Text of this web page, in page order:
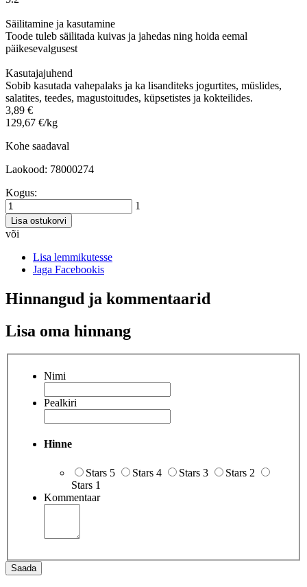
Säilitamine ja kasutamine
Toode tuleb säilitada kuivas ja jahedas ning hoida eemal
päikesevalgusest
Kasutajajuhend
Sobib kasutada vahepalaks ja ka lisanditeks jogurtites, müslides,
salatites, teedes, magustoitudes, küpsetistes ja kokteilides.
3,89 €
129,67 €/kg
Kohe saadaval
Laokood: 78000274
Kogus:
1
Lisa ostukorvi
või
Lisa lemmikutesse
Jaga Facebookis
Hinnangud ja kommentaarid
Lisa oma hinnang
Nimi
Pealkiri
Hinne
Stars 5 Stars 4 Stars 3
Stars 2
Stars 1
Kommentaar
Saada